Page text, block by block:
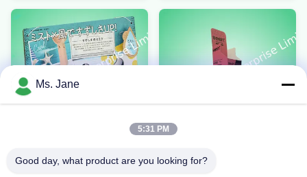
Puissance Wing Display
Affichage d'associé de 3
Ms. Jane
5:31 PM
Good day, what product are you looking for?